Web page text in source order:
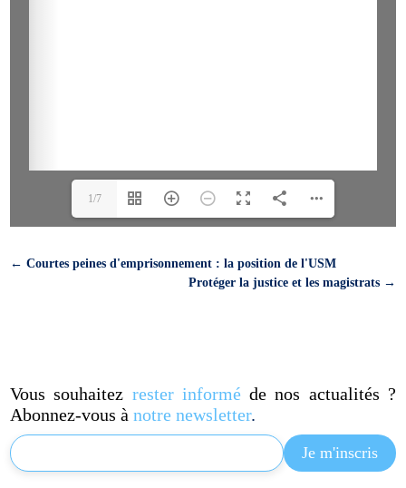
1/7
←Courtes peines d'emprisonnement : la position de l'USM
Protéger la justice et les magistrats→
Vous souhaitez rester informéde nos actualités ?
Abonnez-vous ànotre newsletter.